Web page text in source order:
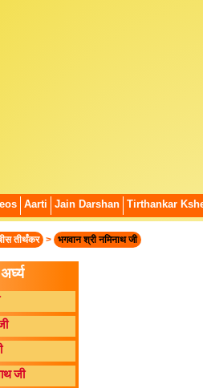
Aarti Jain Darshan Tirthankar
तीर्थंकर > भगवान श्री नमिनाथ जी
जी